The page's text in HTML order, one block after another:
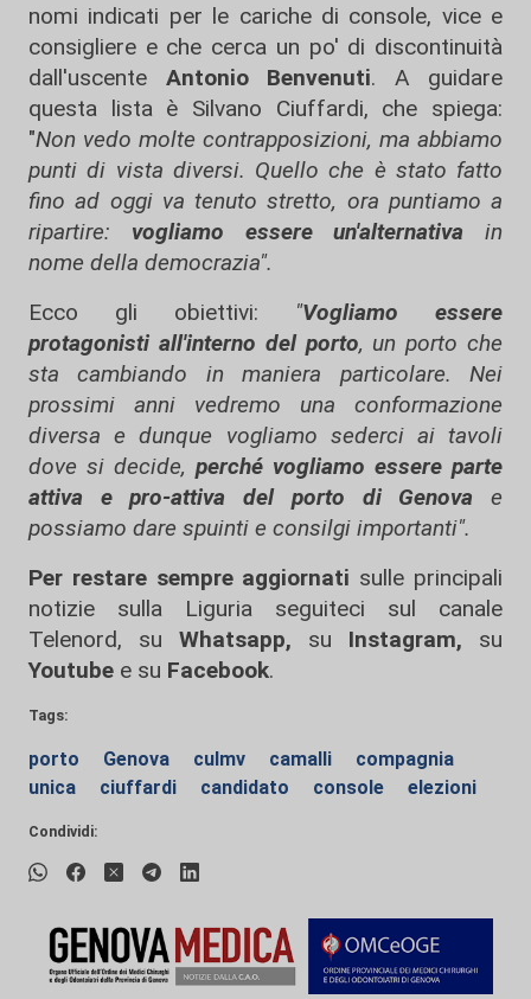
nomi indicati per le cariche di console, vice e
consigliere e che cerca un po' di discontinuità
dall'uscente Antonio Benvenuti. A guidare
questa lista è Silvano Ciuffardi, che spiega:
"Non vedo molte contrapposizioni, ma abbiamo
punti di vista diversi. Quello che è stato fatto
fino ad oggi va tenuto stretto, ora puntiamo a
ripartire: vogliamo essere un'alternativa in
nome della democrazia".
Ecco gli obiettivi: "Vogliamo essere
protagonisti all'interno del porto, un porto che
sta cambiando in maniera particolare. Nei
prossimi anni vedremo una conformazione
diversa e dunque vogliamo sederci ai tavoli
dove si decide, perché vogliamo essere parte
attiva e pro-attiva del porto di Genova e
possiamo dare spuinti e consilgi importanti".
Per restare sempre aggiornati sulle principali
notizie sulla Liguria seguiteci sul canale
Telenord, su
Whatsapp, su Instagram, su
Youtube e su Facebook.
Tags:
porto Genova culmv camalli
compagnia
unica
ciuffardi candidato console elezioni
Condividi: